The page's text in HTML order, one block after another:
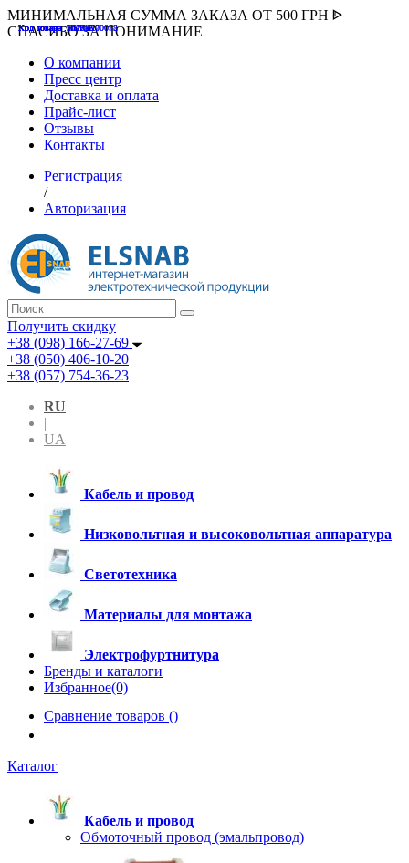
МИНИМАЛЬНАЯ СУММА ЗАКАЗА ОТ 500 ГРН ᐈ
СПАСИБО ЗА ПОНИМАНИЕ
О компании
Пресс центр
Доставка и оплата
Прайс-лист
Отзывы
Контакты
Регистрация
/
Авторизация
Получить скидку
+38 (098) 166-27-69
+38 (050) 406-10-20
+38 (057) 754-36-23
RU
|
UA
Кабель и провод
Низковольтная и высоковольтная аппаратура
Светотехника
Материалы для монтажа
Электрофуртнитура
Бренды и каталоги
Избранное(0)
Сравнение товаров ()
Каталог
Кабель и провод
Обмоточный провод (эмальпровод)
Код товара :507000
Код товара :HUK-K00058
Код товара :Т075177
Код товара :pnsv12
Код товара :HUK-K00072